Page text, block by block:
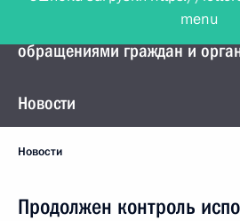
Управление Президента по
обращениями граждан и
Новости
Новости
Продолжен контроль
menu